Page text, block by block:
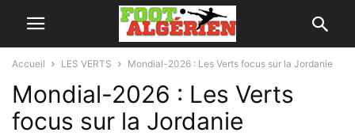
Accueil LES VERTS Mondial-2026 : Les Verts focus sur la Jordanie
Mondial-2026 : Les Verts
focus sur la Jordanie